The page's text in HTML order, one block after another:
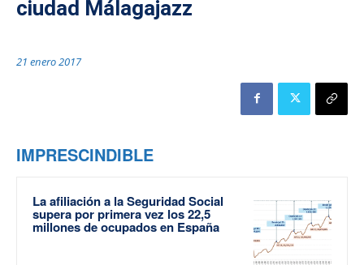
ciudad Málagajazz
21 enero 2017
IMPRESCINDIBLE
La afiliación a la Seguridad Social
supera por primera vez los 22,5
millones de ocupados en España